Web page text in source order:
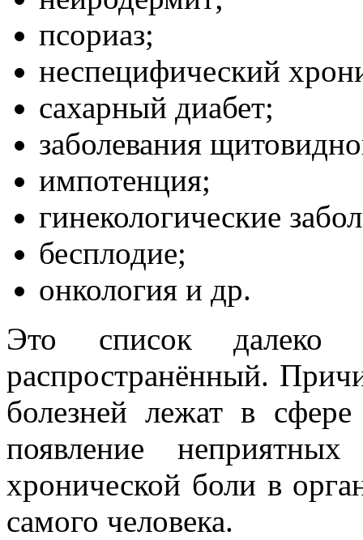
псориаз;
неспецифический
сахарный диабет;
заболевания
импотенция;
гинекологические
бесплодие;
онкология и др.
Это список
распространённый.
болезней лежат в
появление
хронической боли в
самого человека.